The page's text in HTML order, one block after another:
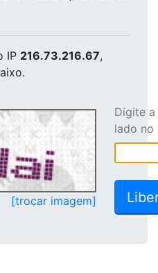
IP 216.73.216.67,
[trocar imagem]
Digite
lado no